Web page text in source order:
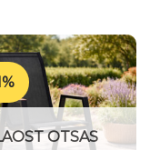
OTSAS